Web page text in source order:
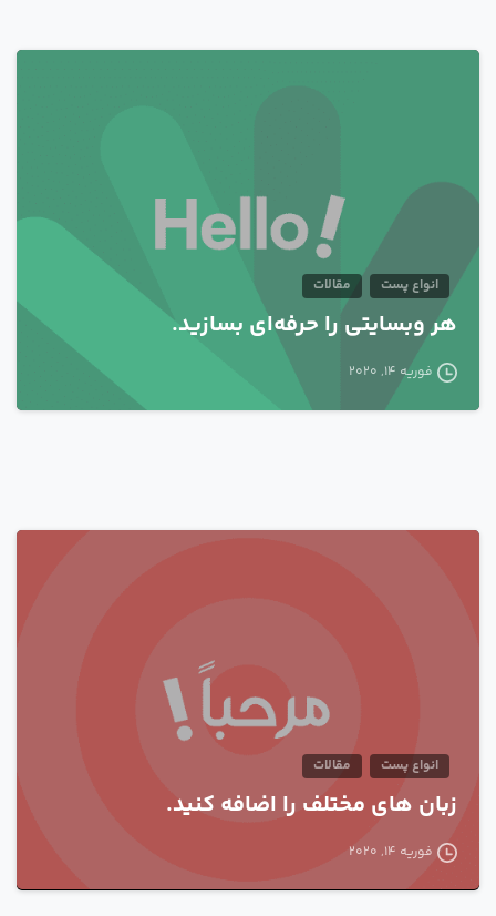
انواع پست مقالات
هر وبسایتی را حرفه‌ای بسازید.
فوریه 14, 2020
انواع پست مقالات
زبان های مختلف را اضافه کنید.
فوریه 14, 2020